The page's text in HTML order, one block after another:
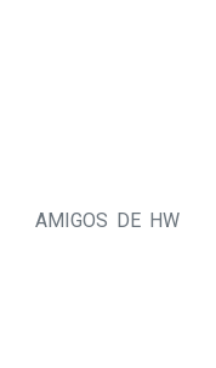
AMIGOS DE HW